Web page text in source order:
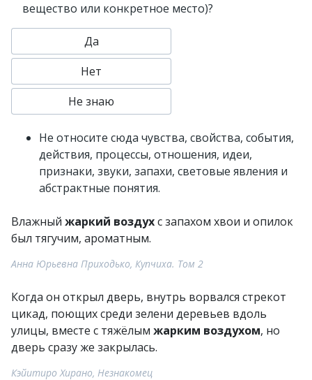
вещество или конкретное место)?
Да
Нет
Не знаю
Не относите сюда чувства, свойства, события,
действия, процессы, отношения, идеи,
признаки, звуки, запахи, световые явления и
абстрактные понятия.
Влажный жаркий воздухс запахом хвои и опилок
был тягучим, ароматным.
Анна Юрьевна Приходько, Купчиха. Том 2
Когда он открыл дверь, внутрь ворвался стрекот
цикад, поющих среди зелени деревьев вдоль
улицы, вместе с тяжёлым жарким воздухом, но
дверь сразу же закрылась.
Кэйитиро Хирано, Незнакомец